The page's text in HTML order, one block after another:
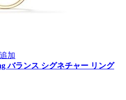
加
バランス シグネチャー リング